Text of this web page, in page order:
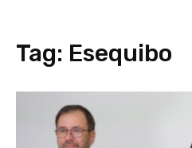
Tag: Esequibo